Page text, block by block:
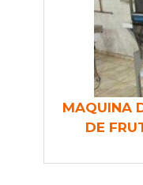
MAQUINA
DE